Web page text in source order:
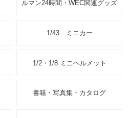
ルマン24時間・WEC関連グッズ
1/43 ミニカー
1/2・1/8 ミニヘルメット
書籍・写真集・カタログ